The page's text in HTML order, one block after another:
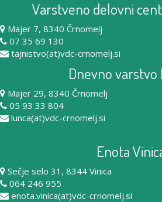
Varstveno delovni
Majer 7, 8340 Črnomelj
07 35 69 130
tajnistvo(at)vdc-crnomelj.si
Dnevno varstvo
Majer 29, 8340 Črnomelj
05 93 33 804
lunca(at)vdc-crnomelj.si
Enota
Sečje selo 31, 8344 Vinica
064 246 955
enota.vinica(at)vdc-crnomelj.si